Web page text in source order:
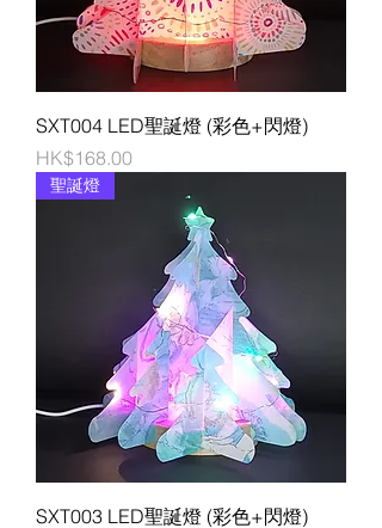
SXT004 LED聖誕燈 (彩色+閃燈)
價格
HK$168.00
聖誕燈
SXT003 LED聖誕燈 (彩色+閃燈)